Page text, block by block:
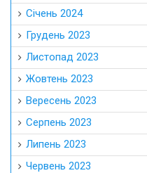
Травень 2023
Квітень 2023
Березень 2023
Лютий 2023
Січень 2023
Грудень 2022
Листопад 2022
Жовтень 2022